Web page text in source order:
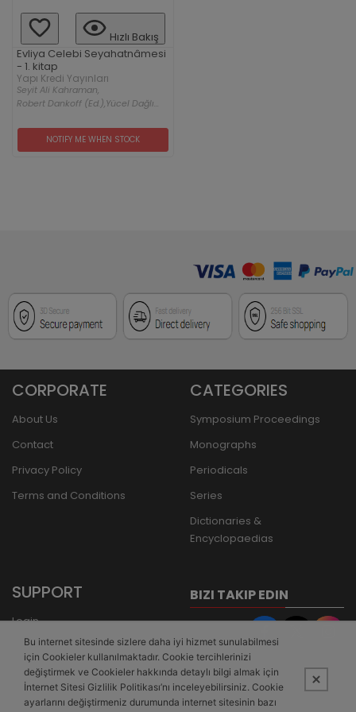
Hızlı Bakış
Evliya Celebi Seyahatnâmesi
- 1. kitap
Yapı Kredi Yayınları
Seyit Ali Kahraman,
Robert Dankoff (Ed.),Yücel Dağlı...
NOTIFY ME WHEN STOCK
CORPORATE
About Us
Contact
Privacy Policy
Terms and Conditions
CATEGORIES
Symposium Proceedings
Monographs
Periodicals
Series
Dictionaries &
Encyclopaedias
SUPPORT
Login
Register
Forgot Password
Bank Transfer
BIZI TAKIP EDIN
Bu internet sitesinde sizlere daha iyi hizmet sunulabilmesi
için Cookieler kullanılmaktadır. Cookie tercihlerinizi
değiştirmek ve Cookieler hakkında detaylı bilgi almak için
İnternet Sitesi Gizlilik Politikası’nı inceleyebilirsiniz. Cookie
ayarlarını değiştirmeniz durumunda internet sitesinin bazı